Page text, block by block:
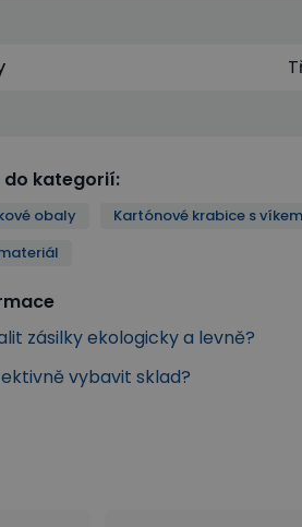
kategorií:
obaly
Kartónové krabice s víkem
zásilky ekologicky a levně?
vybavit sklad?